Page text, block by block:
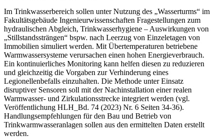
Im Trinkwasserbereich sollen unter Nutzung des „Wasserturms“ im
Fakultätsgebäude Ingenieurwissenschaften Fragestellungen zum
hydraulischen Abgleich, Trinkwasserhygiene – Auswirkungen von
„Stillstandssträngen“ bspw. nach Leerzug von Einzeletagen von
Immobilien simuliert werden. Mit Übertemperaturen betriebene
Warmwassersysteme verursachen einen hohen Energieverbrauch.
Ein kontinuierliches Monitoring kann helfen diesen zu reduzieren
und gleichzeitig die Vorgaben zur Verhinderung eines
Legionellenbefalls einzuhalten. Die Methode unter Einsatz
disruptiver Sensoren soll mit der Nachinstallation einer realen
Warmwasser- und Zirkulationsstrecke integriert werden (vgl.
Veröffentlichung HLH_Bd. 74 (2023) Nr. 6 Seiten 34-36).
Handlungsempfehlungen für den Bau und Betrieb von
Trinkwarmwasseranlagen sollen aus den ermittelten Daten erstellt
werden.